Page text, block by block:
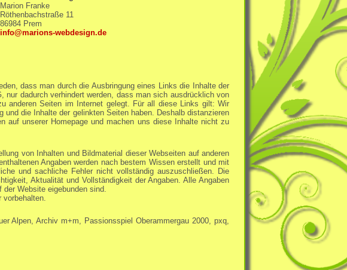
Marion Franke
Röthenbachstraße 11
86984 Prem
info@marions-webdesign.de
dass man durch die Ausbringung eines Links die Inhalte der
dadurch verhindert werden, dass man sich ausdrücklich von
anderen Seiten im Internet gelegt. Für all diese Links gilt: Wir
die Inhalte der gelinkten Seiten haben. Deshalb distanzieren
auf unserer Homepage und machen uns diese Inhalte nicht zu
von Inhalten und Bildmaterial dieser Webseiten auf anderen
Angaben werden nach bestem Wissen erstellt und mit
und sachliche Fehler nicht vollständig auszuschließen. Die
Aktualität und Vollständigkeit der Angaben. Alle Angaben
Website eigebunden sind.
vorbehalten.
Alpen, Archiv m+m, Passionsspiel Oberammergau 2000, pxq,